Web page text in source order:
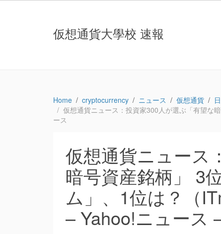
仮想通貨大學校 速報
Home cryptocurrency ニュース 仮想通貨
仮想通貨ニュース：投資家300人が選ぶ「有望な
ース
仮想通貨ニュース
暗号資産銘柄」 3
ム」、1位は？（
– Yahoo!ニュース